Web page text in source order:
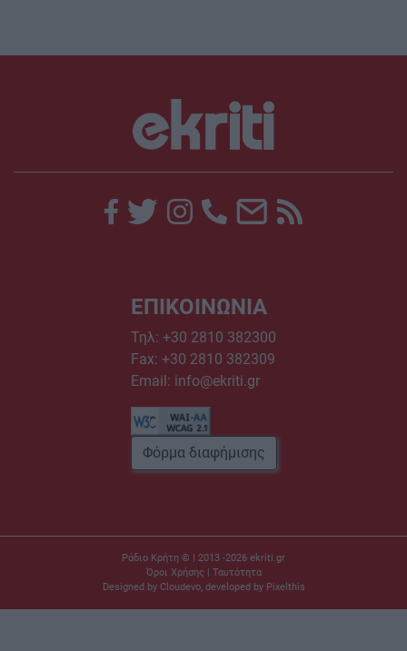
ΕΠΙΚΟΙΝΩΝΙΑ
Τηλ: +30 2810 382300
Fax: +30 2810 382309
Email: info@ekriti.gr
Φόρμα διαφήμισης
Ράδιο Κρήτη © | 2013 -2026 ekriti.gr
Όροι Χρήσης
Ταυτότητα
Designed by Cloudevo, developed by Pixelthis